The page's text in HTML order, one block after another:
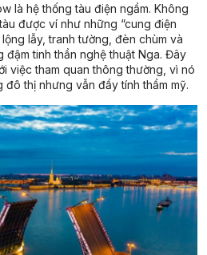
là hệ thống tàu điện ngầm. Không
được ví như những “cung điện
lẫy, tranh tường, đèn chùm và
đậm tinh thần nghệ thuật Nga. Đây
việc tham quan thông thường, vì nó
đô thị nhưng vẫn đầy tính thẩm mỹ.